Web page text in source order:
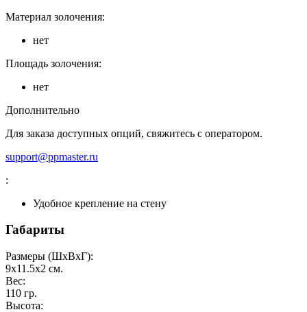
Материал золочения:
нет
Площадь золочения:
нет
Дополнительно
Для заказа доступных опций, свяжитесь с оператором.
support@ppmaster.ru
:
Удобное крепление на стену
Габариты
Размеры (ШxВxГ):
9x11.5x2 см.
Вес:
110 гр.
Высота: